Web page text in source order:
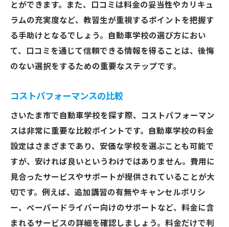
とができます。また、口コミは料金の妥当性やカリキュ
ラムの充実度など、教習生が重視するポイントを把握す
る手助けとなるでしょう。自動車学校の選び方におい
て、口コミを通じて信頼できる情報を得ることは、後悔
のない選択をするための重要なステップです。
コストパフォーマンスの比較
さいたま市で自動車学校を探す際、コストパフォーマン
スは非常に重要な比較ポイントです。自動車学校の料金
設定はさまざまであり、安価な学校を選ぶことも可能で
すが、安ければ良いというわけではありません。費用に
見合ったサービスやサポートが提供されていることが大
切です。例えば、追加講習の有無やキャンセルポリシ
ー、ペーパードライバー向けのサポートなど、料金に含
まれるサービスの詳細を確認しましょう。料金だけで判